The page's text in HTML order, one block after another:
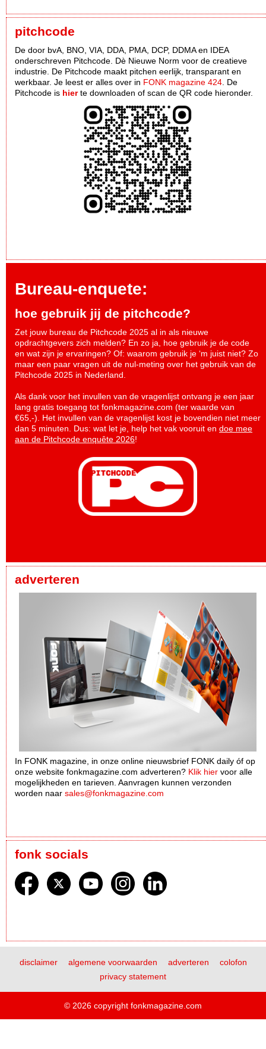
pitchcode
De door bvA, BNO, VIA, DDA, PMA, DCP, DDMA en IDEA
onderschreven Pitchcode. Dè Nieuwe Norm voor de creatieve
industrie. De Pitchcode maakt pitchen eerlijk, transparant en
werkbaar. Je leest er alles over in FONK magazine 424 . De
Pitchcode is hierte downloaden of scan de QR code hieronder.
Bureau-enquete:
hoe gebruik jij de pitchcode?
Zet jouw bureau de Pitchcode 2025 al in als nieuwe
opdrachtgevers zich melden? En zo ja, hoe gebruik je de code
en wat zijn je ervaringen? Of: waarom gebruik je ‘m juist niet? Zo
maar een paar vragen uit de nul-meting over het gebruik van de
Pitchcode 2025 in Nederland.
Als dank voor het invullen van de vragenlijst ontvang je een jaar
lang gratis toegang tot fonkmagazine.com (ter waarde van
€65,-). Het invullen van de vragenlijst kost je bovendien niet meer
dan 5 minuten. Dus: wat let je, help het vak vooruit en doe mee
aan de Pitchcode enquête 2026!
adverteren
In FONK magazine, in onze online nieuwsbrief FONK daily óf op
onze website fonkmagazine.com adverteren? Klik hier voor alle
mogelijkheden en tarieven. Aanvragen kunnen verzonden
worden naar sales@fonkmagazine.com
fonk socials
disclaimer algemene voorwaarden adverteren
colofon
privacy statement
© 2026 copyright fonkmagazine.com